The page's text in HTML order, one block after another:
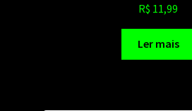
R$ 11,99
Ler mais